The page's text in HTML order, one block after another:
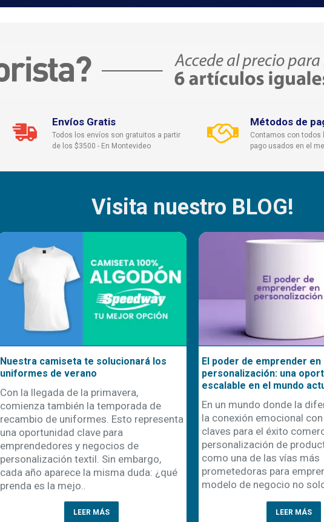
Envíos Gratis
Todos los envíos son gratuitos a partir
de los $3500 - En Montevideo
Métodos de
Contamos con todos
pago usados en el
Visita nuestro BLOG!
Nuestra camiseta te solucionará los
uniformes de verano
Con la llegada de la primavera,
comienza también la temporada de
recambio de uniformes. Esto representa
una oportunidad clave para
emprendedores y negocios de
personalización textil. Sin embargo,
cada año aparece la misma duda: ¿qué
prenda es la mejo..
LEER MÁS
El poder de emprender en
personalización: una
escalable en el mundo
En un mundo donde la
la conexión emocional
claves para el éxito
personalización de
como una de las vías más
prometedoras para
modelo de negocio no solo
LEER MÁS